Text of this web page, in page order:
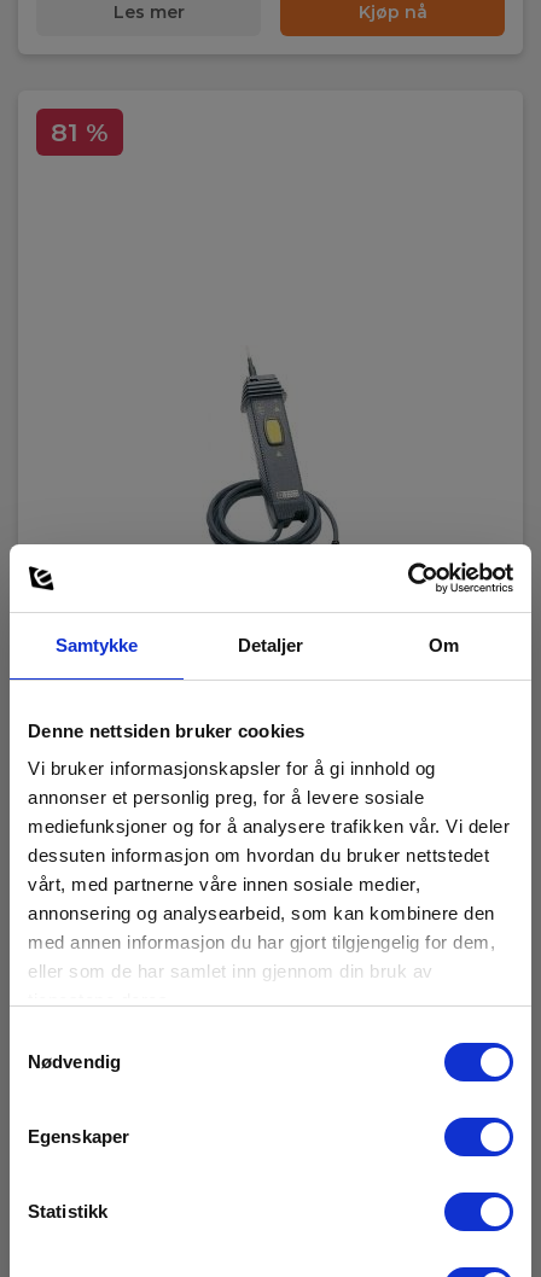
Samtykke Detaljer Om
Denne nettsiden bruker cookies
Vi bruker informasjonskapsler for å gi innhold og
annonser et personlig preg, for å levere sosiale
mediefunksjoner og for å analysere trafikken vår. Vi deler
dessuten informasjon om hvordan du bruker nettstedet
vårt, med partnerne våre innen sosiale medier,
annonsering og analysearbeid, som kan kombinere den
med annen informasjon du har gjort tilgjengelig for dem,
eller som de har samlet inn gjennom din bruk av
Nødvendig
Egenskaper
Statistikk
Les mer Kjøp nå
81 %
Lav lagerbeholdning
3 445,00 NOK
627,00 NOK Ekskl. mva
Les mer Kjøp nå
41 %